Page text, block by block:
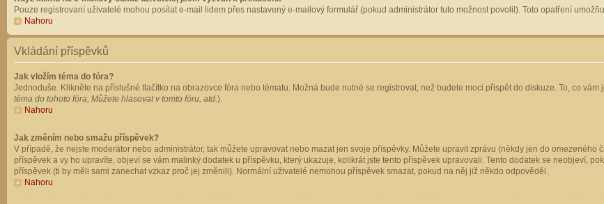
Pouze registrovaní uživatelé mohou posílat e-mail lidem přes nastavený e-mailový formulář (pokud administrátor tuto možnost povolil). Toto opatření
Nahoru
Vkládání příspěvků
Jak vložím téma do fóra?
Jednoduše. Klikněte na příslušné tlačítko na obrazovce fóra nebo tématu. Možná bude nutné se registrovat, než budete moci přispět do diskuze. To, co
téma do tohoto fóra, Můžete hlasovat v tomto fóru, atd.).
Nahoru
Jak změním nebo smažu příspěvek?
V případě, že nejste moderátor nebo administrátor, tak můžete upravovat nebo mazat jen svoje příspěvky. Můžete upravit zprávu (někdy jen do omezeného
příspěvek a vy ho upravíte, objeví se vám malinký dodatek u příspěvku, který ukazuje, kolikrát jste tento příspěvek upravovali. Tento dodatek se neobjeví,
příspěvek (ti by měli sami zanechat vzkaz proč jej změnili). Normální uživatelé nemohou příspěvek smazat, pokud na něj již někdo odpověděl.
Nahoru